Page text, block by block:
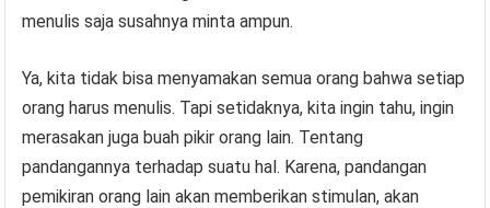
menulis saja susahnya minta ampun.
Ya, kita tidak bisa menyamakan semua orang bahwa setiap
orang harus menulis. Tapi setidaknya, kita ingin tahu, ingin
merasakan juga buah pikir orang lain. Tentang
pandangannya terhadap suatu hal. Karena, pandangan
pemikiran orang lain akan memberikan stimulan, akan